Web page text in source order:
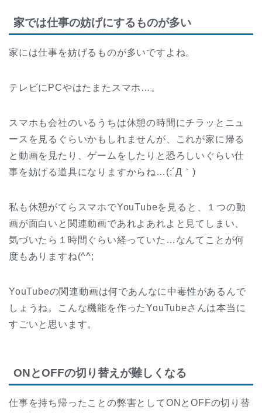
家では仕事の妨げにするものが多い
家には仕事を妨げるものが多いですよね。
テレビにPCやはたまたスマホ…。
スマホも会社のいるうちは休憩の時間にチラッとニュ
ースを見るぐらいかもしれませんが、これが家に帰る
と動画を見たり、ゲームをしたりと恐ろしいぐらい仕
事を妨げる道具になりますからね…(;´Д｀)
私も休憩がてらスマホでYouTubeを見ると、１つの動
画が面白いと関連動画であれよあれよと見てしまい、
気づいたら１時間ぐらい経っていた…なんてことが何
度もありますね(^^;
YouTubeの関連動画は何であんなに中毒性があるんで
しょうね。こんな機能を作ったYouTubeさんは本当に
すごいと思います。
ONとOFFの切り替えが難しくなる
仕事を持ち帰ったことの弊害としてONとOFFの切り替